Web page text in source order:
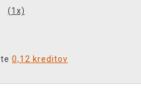
(1 x)
0,12 kreditov